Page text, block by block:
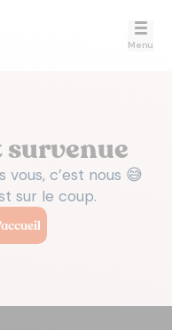
Menu
survenue
vous, c’est nous 😅
sur le coup.